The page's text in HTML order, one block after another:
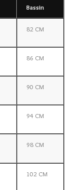
Bassin
82 CM
86 CM
90 CM
94 CM
98 CM
102 CM